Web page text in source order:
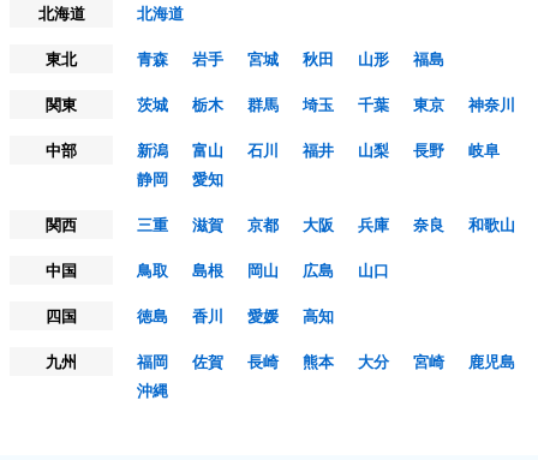
北海道
北海道
東北
青森 岩手 宮城 秋田 山形
福島
関東
茨城 栃木 群馬 埼玉 千葉 東京
神奈川
中部
新潟 富山 石川 福井 山梨 長野
岐阜
静岡
愛知
関西
三重 滋賀 京都 大阪 兵庫 奈良
和歌山
中国
鳥取 島根 岡山 広島
山口
四国
徳島 香川 愛媛
高知
九州
福岡 佐賀 長崎 熊本 大分 宮崎
鹿児島
沖縄